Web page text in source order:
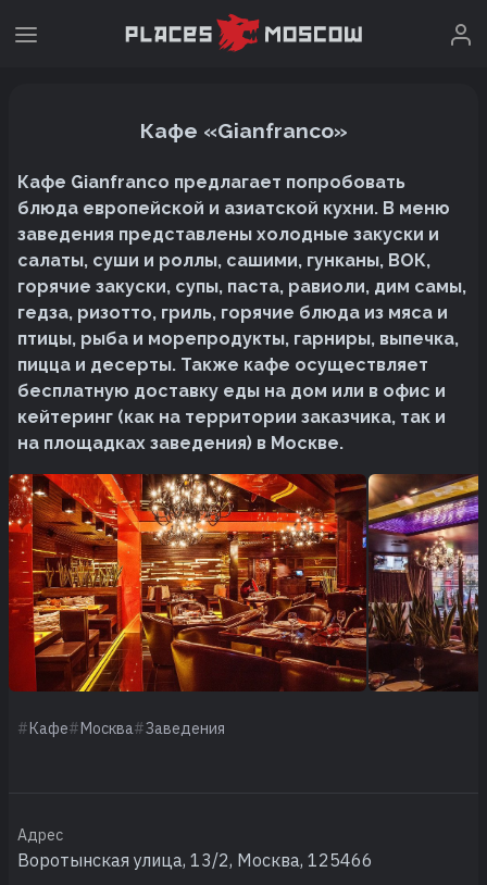
Кафе «Gianfranco»
Кафе Gianfranco предлагает попробовать
блюда европейской и азиатской кухни. В меню
заведения представлены холодные закуски и
салаты, суши и роллы, сашими, гунканы, ВОК,
горячие закуски, супы, паста, равиоли, дим самы,
гедза, ризотто, гриль, горячие блюда из мяса и
птицы, рыба и морепродукты, гарниры, выпечка,
пицца и десерты. Также кафе осуществляет
бесплатную доставку еды на дом или в офис и
кейтеринг (как на территории заказчика, так и
на площадках заведения) в Москве.
Кафе Москва Заведения
Адрес
Воротынская улица, 13/2, Москва, 125466